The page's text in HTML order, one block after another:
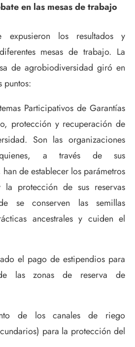
en las mesas de trabajo
los resultados y
mesas de trabajo. La
de agrobiodiversidad giró en
puntos:
Participativos de Garantías
protección y recuperación de
Son las organizaciones
quienes, a través de sus
de establecer los parámetros
protección de sus reservas
se conserven las semillas
ancestrales y cuiden el
el pago de estipendios para
las zonas de reserva de
de los canales de riego
para la protección del